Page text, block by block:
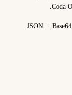
JSON·Base64